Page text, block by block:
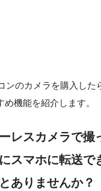
ンのカメラを購入した
機能を紹介します。
レスカメラで撮
スマホに転送で
ありませんか？